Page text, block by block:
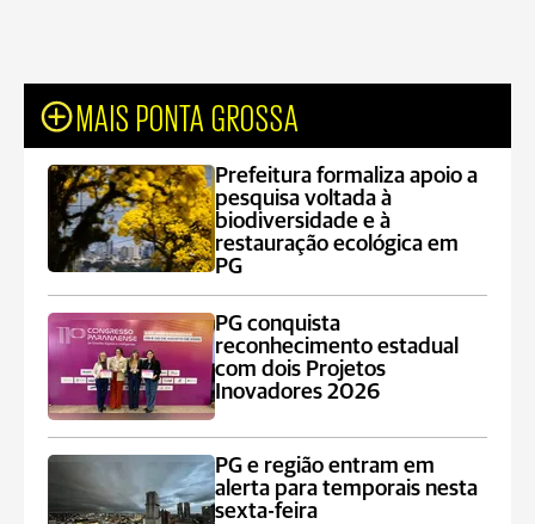
MAIS PONTA GROSSA
Prefeitura formaliza apoio a
pesquisa voltada à
biodiversidade e à
restauração ecológica em
PG
PG conquista
reconhecimento estadual
com dois Projetos
Inovadores 2026
PG e região entram em
alerta para temporais nesta
sexta-feira